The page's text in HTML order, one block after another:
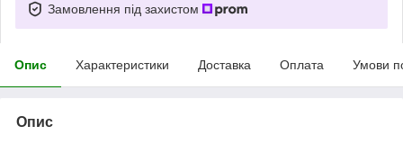
Замовлення під захистом
Опис Характеристики Доставка Оплата Умови
Опис